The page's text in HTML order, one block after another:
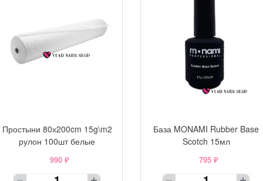
Простыни 80х200cm 15g\m2
рулон 100шт белые
990 ₽
База MONAMI Rubber Base
Scotch 15мл
795 ₽